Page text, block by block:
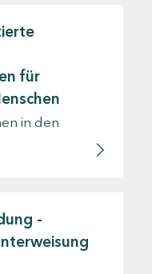
für
in den
-